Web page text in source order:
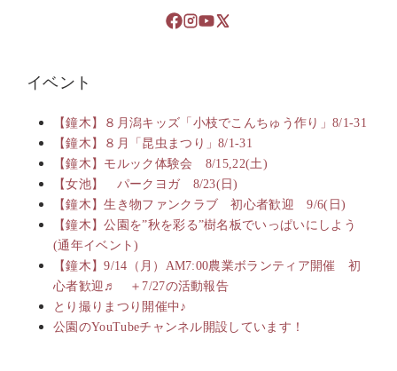
イベント
【鐘木】８月潟キッズ「小枝でこんちゅう作り」8/1-31
【鐘木】８月「昆虫まつり」8/1-31
【鐘木】モルック体験会 8/15,22(土)
【女池】 パークヨガ 8/23(日)
【鐘木】生き物ファンクラブ 初心者歓迎 9/6(日)
【鐘木】公園を”秋を彩る”樹名板でいっぱいにしよう
(通年イベント)
【鐘木】9/14（月）AM7:00農業ボランティア開催 初
心者歓迎♬ ＋7/27の活動報告
とり撮りまつり開催中♪
公園のYouTubeチャンネル開設しています！